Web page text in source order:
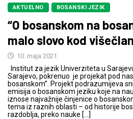
AKTUELNO BOSANSKI JEZIK
“O bosanskom na
malo slovo kod
10. maja 2021.
Institut za jezik Univerziteta u
Sarajevo, pokrenuo je projekat pod
bosanskom”. Projekt podrazumijeva
emisija o bosanskom jeziku koje na
iznose najvažnije činjenice o
tema iz raznih oblasti – od historije
razdoblja, preko nauke […]